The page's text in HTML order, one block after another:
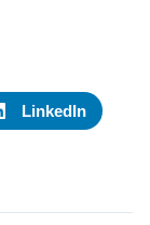
LinkedIn